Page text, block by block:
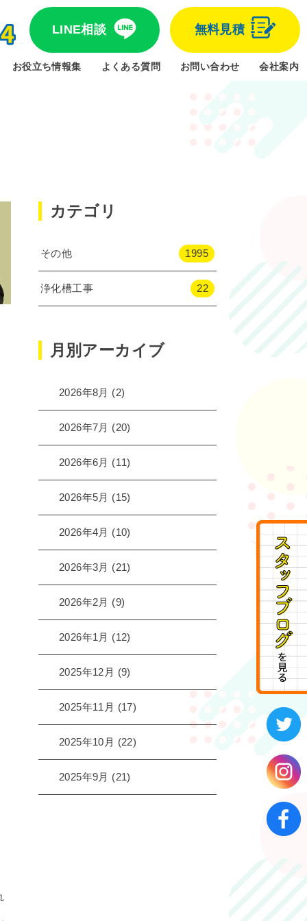
LINE相談 無料見積
お役立ち情報集 よくある質問 お問い合わせ 会社案内
カテゴリ
その他 1995
浄化槽工事 22
月別アーカイブ
2026年8月 (2)
2026年7月 (20)
2026年6月 (11)
2026年5月 (15)
2026年4月 (10)
2026年3月 (21)
2026年2月 (9)
2026年1月 (12)
2025年12月 (9)
2025年11月 (17)
2025年10月 (22)
2025年9月 (21)